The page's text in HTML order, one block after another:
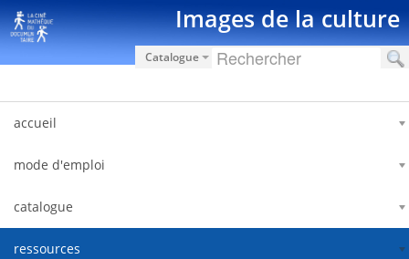
Skip to Content Images de la culture
Catalogue
accueil
mode d'emploi
catalogue
ressources